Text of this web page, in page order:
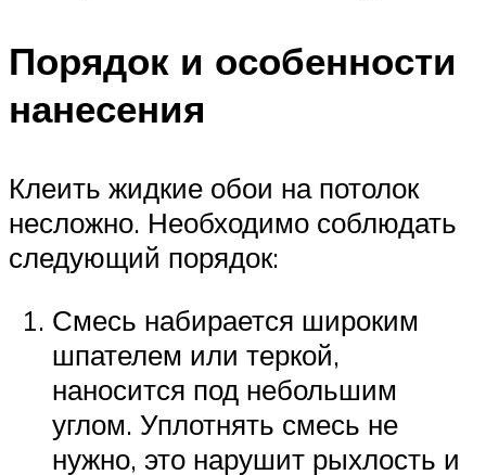
Порядок и особенности
нанесения
Клеить жидкие обои на потолок
несложно. Необходимо соблюдать
следующий порядок:
Смесь набирается широким
шпателем или теркой,
наносится под небольшим
углом. Уплотнять смесь не
нужно, это нарушит рыхлость и